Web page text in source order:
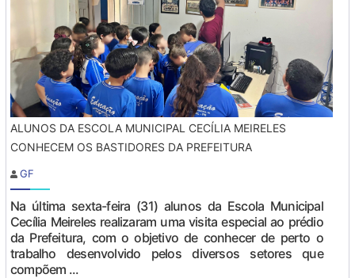
ALUNOS DA ESCOLA MUNICIPAL CECÍLIA MEIRELES
CONHECEM OS BASTIDORES DA PREFEITURA
GF
Na última sexta-feira (31) alunos da Escola Municipal
Cecília Meireles realizaram uma visita especial ao prédio
da Prefeitura, com o objetivo de conhecer de perto o
trabalho desenvolvido pelos diversos setores que
compõem ...